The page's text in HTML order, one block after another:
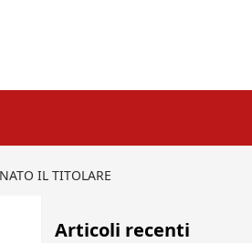
IL TITOLARE
Articoli recenti